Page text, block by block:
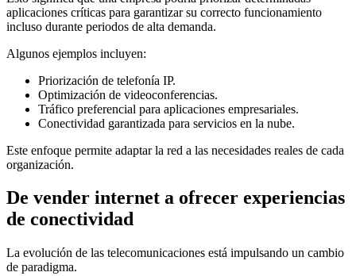
aplicaciones críticas para garantizar su correcto funcionamiento
incluso durante periodos de alta demanda.
Algunos ejemplos incluyen:
Priorización de telefonía IP.
Optimización de videoconferencias.
Tráfico preferencial para aplicaciones empresariales.
Conectividad garantizada para servicios en la nube.
Este enfoque permite adaptar la red a las necesidades reales de cada
organización.
De vender internet a ofrecer experiencias
de conectividad
La evolución de las telecomunicaciones está impulsando un cambio
de paradigma.